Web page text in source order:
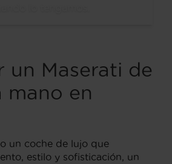
un Maserati de
mano en
un coche de lujo que
estilo y sofisticación, un